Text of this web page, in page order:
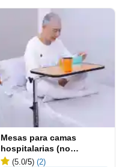
Mesas para camas
hospitalarias (no
inclinables)
(5.0/5) (2)